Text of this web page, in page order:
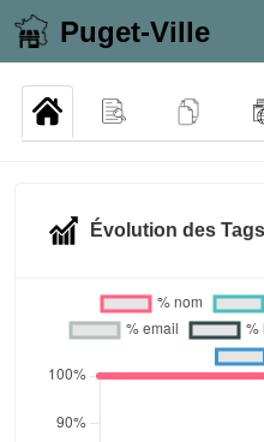
Puget-Ville
Évolution des